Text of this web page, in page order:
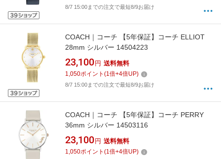
8/7 15:00までの注文で最短8/9お届け
COACH｜コーチ 【5年保証】コーチ ELLIOT
28mm シルバー 14504223
23,100 円 送料無料
1,050ポイント (1倍+4倍UP)
8/7 15:00までの注文で最短8/9お届け
COACH｜コーチ 【5年保証】コーチ PERRY
36mm シルバー 14503116
23,100 円 送料無料
1,050ポイント (1倍+4倍UP)